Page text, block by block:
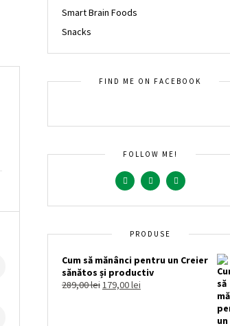
Smart Brain Foods
Snacks
FIND ME ON FACEBOOK
FOLLOW ME!
PRODUSE
Cum să mănânci pentru un Creier
sănătos și productiv
289,00lei179,00lei